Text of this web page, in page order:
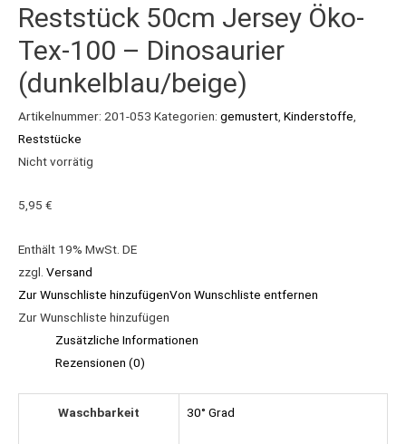
Reststück 50cm Jersey Öko-
Tex-100 – Dinosaurier
(dunkelblau/beige)
Artikelnummer: 201-053 Kategorien: gemustert Kinderstoffe
Reststücke
Nicht vorrätig
5,95 €
Enthält 19% MwSt. DE
zzgl. Versand
Zur Wunschliste hinzufügenVon Wunschliste entfernen
Zur Wunschliste hinzufügen
Zusätzliche Informationen
Rezensionen (0)
Waschbarkeit 30° Grad